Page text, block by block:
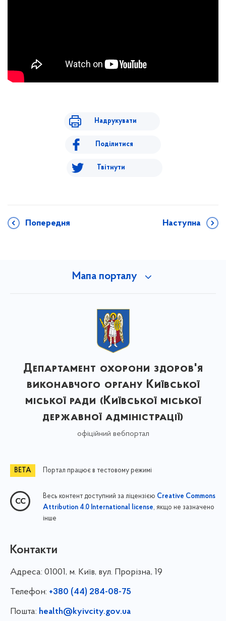
Надрукувати
Поділитися
Твітнути
Попередня Наступна
Мапа порталу
Департамент охорони здоров'я
виконавчого органу Київської
міської ради (Київської міської
державної адміністрації)
офіційний вебпортал
Портал працює в тестовому режимі
Весь контент доступний за ліцензією Creative Commons
Attribution 4.0 International license, якщо не зазначено
інше
Контакти
Адреса: 01001, м. Київ, вул. Прорізна, 19
Телефон: +380 (44) 284-08-75
Пошта: health@kyivcity.gov.ua